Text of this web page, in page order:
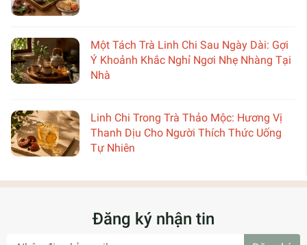
Một Tách Trà Linh Chi Sau Ngày Dài: Gợi
Ý Khoảnh Khắc Nghỉ Ngơi Nhẹ Nhàng Tại
Nhà
Linh Chi Trong Trà Thảo Mộc: Hương Vị
Thanh Dịu Cho Người Thích Thức Uống
Tự Nhiên
Đăng ký nhận tin